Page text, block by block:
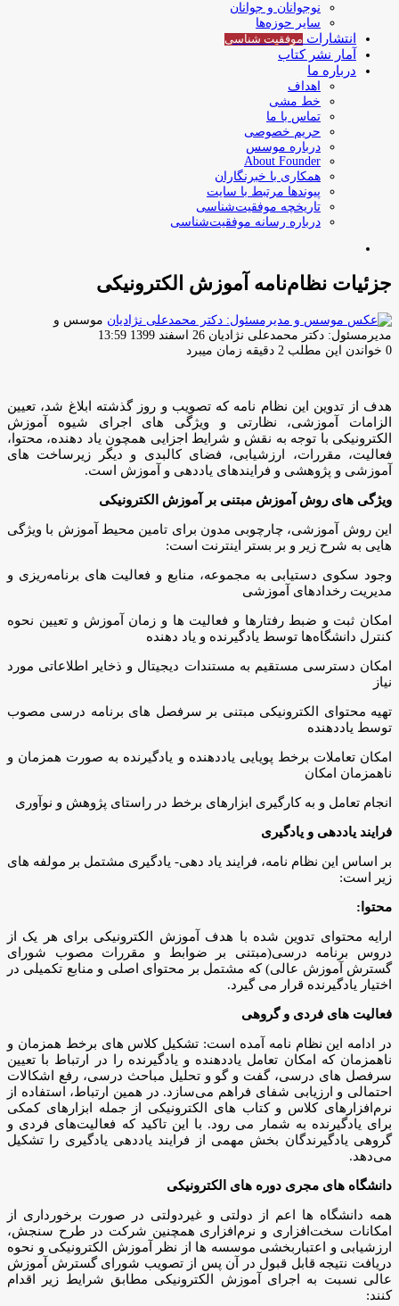
نوجوانان و جوانان
سایر حوزه‌ها
انتشارات موفقیت‌ شناسی
آمار نشر کتاب
درباره ما
اهداف
خط مشی
تماس با ما
حریم خصوصی
درباره موسس
About Founder
همکاری با خبرنگاران
پیوندها مرتبط با سایت
تاریخچه موفقیت‌شناسی
درباره رسانه موفقیت‌شناسی
جزئیات نظام‌نامه آموزش الکترونیکی
موسس و
مدیرمسئول: دکتر محمدعلی نژادیان ارسال
ایمیل
26 اسفند 1399 13:59
0 خواندن این مطلب 2 دقیقه زمان میبرد
هدف از تدوین این نظام نامه که تصویب و روز گذشته ابلاغ شد، تعیین
الزامات آموزشی، نظارتی و ویژگی های اجرای شیوه آموزش
الکترونیکی با توجه به نقش و شرایط اجزایی همچون یاد دهنده،‌ محتوا،‌
فعالیت،‌ مقررات، ارزشیابی، فضای کالبدی و دیگر زیرساخت های
آموزشی و پژوهشی و فرایندهای یاددهی و آموزش است.
ویژگی های روش آموزش مبتنی بر آموزش الکترونیکی
این روش آموزشی، چارچوبی مدون برای تامین محیط آموزش با ویژگی
هایی به شرح زیر و بر بستر اینترنت است:
وجود سکوی دستیابی به مجموعه، منابع و فعالیت های برنامه‌ریزی و
مدیریت رخدادهای آموزشی
امکان ثبت و ضبط رفتارها و فعالیت ها و زمان آموزش و تعیین نحوه
کنترل دانشگاه‌ها توسط یادگیرنده و یاد دهنده
امکان دسترسی مستقیم به مستندات دیجیتال و ذخایر اطلاعاتی مورد
نیاز
تهیه محتوای الکترونیکی مبتنی بر سرفصل های برنامه درسی مصوب
توسط یاددهنده
امکان تعاملات برخط پویایی یاددهنده و یادگیرنده به صورت همزمان و
ناهمزمان امکان
انجام تعامل و به کارگیری ابزارهای برخط در راستای پژوهش و نوآوری
فرایند یاددهی و یادگیری
بر اساس این نظام نامه، فرایند یاد دهی- یادگیری مشتمل بر مولفه های
زیر است:
محتوا:
ارایه محتوای تدوین شده با هدف آموزش الکترونیکی برای هر یک از
دروس برنامه درسی(مبتنی بر ضوابط و مقررات مصوب شورای
گسترش آموزش عالی) که مشتمل بر محتوای اصلی و منابع تکمیلی در
اختیار یادگیرنده قرار می گیرد.
فعالیت های فردی و گروهی
در ادامه این نظام نامه آمده است: تشکیل کلاس های برخط همزمان و
ناهمزمان که امکان تعامل یاددهنده و یادگیرنده را در ارتباط با تعیین
سرفصل های درسی، گفت و گو و تحلیل مباحث درسی، رفع اشکالات
احتمالی و ارزیابی شفای فراهم می‌سازد. در همین ارتباط، استفاده از
نرم‌افزارهای کلاس و کتاب های الکترونیکی از جمله ابزارهای کمکی
برای یادگیرنده به شمار می رود. با این تاکید که فعالیت‌های فردی و
گروهی یادگیرندگان بخش مهمی از فرایند یاددهی یادگیری را تشکیل
می‌دهد.
دانشگاه های مجری دوره های الکترونیکی
همه دانشگاه ها اعم از دولتی و غیردولتی در صورت برخورداری از
امکانات سخت‌افزاری و نرم‌افزاری همچنین شرکت در طرح سنجش،
ارزشیابی و اعتباربخشی موسسه ها از نظر آموزش الکترونیکی و نحوه
دریافت نتیجه قابل قبول در آن پس از تصویب شورای گسترش آموزش
عالی نسبت به اجرای آموزش الکترونیکی مطابق شرایط زیر اقدام
کنند: